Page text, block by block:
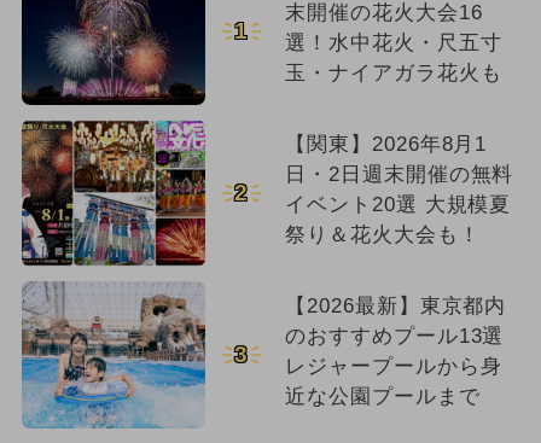
1
末開催の花火大会16
選！水中花火・尺五寸
玉・ナイアガラ花火も
2
【関東】2026年8月1
日・2日週末開催の無料
イベント20選 大規模夏
祭り＆花火大会も！
3
【2026最新】東京都内
のおすすめプール13選
レジャープールから身
近な公園プールまで